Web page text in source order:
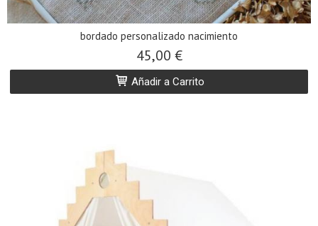
bordado personalizado nacimiento
45,00 €
Añadir a Carrito